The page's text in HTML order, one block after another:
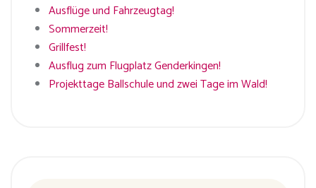
Ausflüge und Fahrzeugtag!
Sommerzeit!
Grillfest!
Ausflug zum Flugplatz Genderkingen!
Projekttage Ballschule und zwei Tage im Wald!